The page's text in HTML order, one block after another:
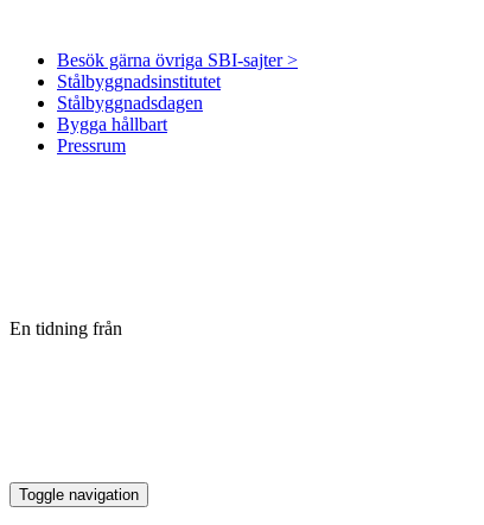
Besök gärna övriga SBI-sajter >
Stålbyggnadsinstitutet
Stålbyggnadsdagen
Bygga hållbart
Pressrum
En tidning från
Toggle navigation